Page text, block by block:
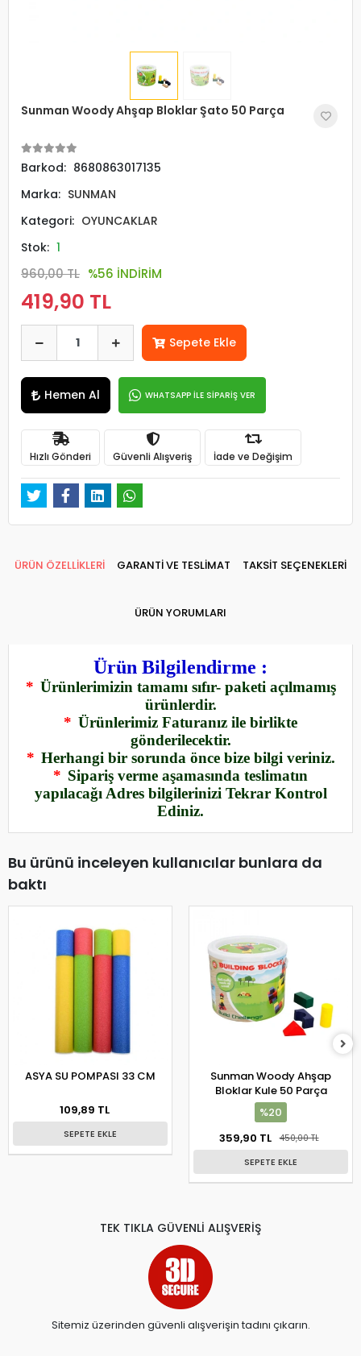
Sunman Woody Ahşap Bloklar Şato 50 Parça
Barkod: 8680863017135
Marka: SUNMAN
Kategori: OYUNCAKLAR
Stok: 1
960,00 TL %56 İNDİRİM
419,90 TL
Sepete Ekle
Hemen Al WHATSAPP İLE SİPARİŞ VER
Hızlı Gönderi Güvenli Alışveriş İade ve Değişim
ÜRÜN ÖZELLİKLERİ GARANTİ VE TESLİMAT TAKSİT SEÇENEKLERİ
ÜRÜN YORUMLARI
Ürün Bilgilendirme :
* Ürünlerimizin tamamı sıfır- paketi açılmamış
ürünlerdir.
* Ürünlerimiz Faturanız ile birlikte
gönderilecektir.
* Herhangi bir sorunda önce bize bilgi veriniz.
* Sipariş verme aşamasında teslimatın
yapılacağı Adres bilgilerinizi Tekrar Kontrol
Ediniz.
Bu ürünü inceleyen kullanıcılar bunlara da
baktı
ASYA SU POMPASI 33 CM
109,89 TL
SEPETE EKLE
Sunman Woody Ahşap
Bloklar Kule 50 Parça
%20
359,90 TL
450,00 TL
SEPETE EKLE
TEK TIKLA GÜVENLİ ALIŞVERİŞ
Sitemiz üzerinden güvenli alışverişin tadını çıkarın.